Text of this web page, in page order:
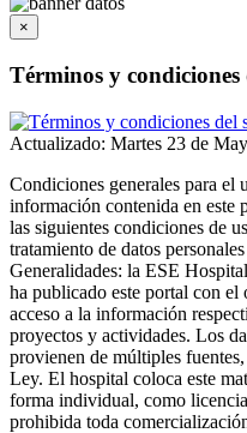
×
Términos y condiciones
Actualizado: Martes 23 de
Condiciones generales para el
información contenida en este
las siguientes condiciones de
tratamiento de datos
Generalidades: la ESE
ha publicado este portal con
acceso a la información
proyectos y actividades. Los
provienen de múltiples
Ley. El hospital coloca este
forma individual, como
prohibida toda